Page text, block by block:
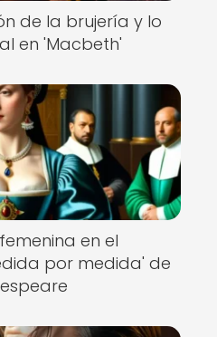
de la brujería y lo
en 'Macbeth'
en el
por medida' de